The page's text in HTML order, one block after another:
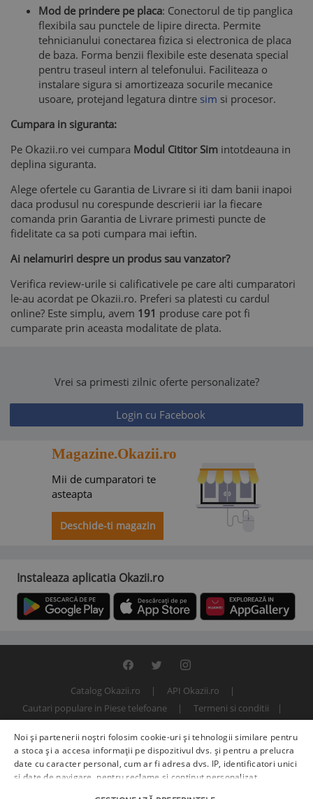
Mod de prindere pe placa: Conectorul de tip panglica
flexibila sau punctele de lipire directa. Permite
tehnicianului conectarea fizica si electronica de placa
de baza. Forma benzii flexibile este desenata special
pentru traseul intern al telefonului. Faciliteaza o
instalare sigura si amortizeaza socurile mecanice
usoare, protejand legatura dintre sim si procesor.
Cumpara in siguranta:
Pe Okazii.ro vei cumpara Modul Cititor Sim intotdeauna in
deplina siguranta.
Alege ofertele cu Garantia de Livrare si iti dam banii inapoi
daca produsul nu corespunde descrierii iar la fiecare
comanda prin Garantia de Livrare primesti puncte de
fidelitate ca sa poti cumpara mai ieftin.
Ai nelamuriri despre un produs sau vanzator?
Verifica review-urile si calificativele pe care alti cumparatori
le-au acordat pe Okazii.ro. Preferi sa platesti cu cardul
online? Este simplu, avem 191 produse care pot fi
cumparate prin aceasta modalitate de plata.
Vrei sa primesti zilnic oferte personalizate?
Login cu Facebook
Magazine.Okazii.ro
Mii de cumparatori te
asteapta
Deschide-ti magazin
Instaleaza aplicatia Okazii.ro
Catalog Okazii.ro
API Okazii.ro
Cautari populare in Piese telefoane
Termeni si conditii
© 2000 - 2026 S.C. BITFACTOR S.R.L.
Noi și partenerii noștri folosim cookie-uri și tehnologii similare pentru
a stoca și a accesa informații pe dispozitivul dvs. și pentru a prelucra
date cu caracter personal, cum ar fi adresa dvs. IP, identificatori unici
și date de navigare, pentru reclame și conținut personalizat,